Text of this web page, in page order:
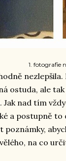
1. fotografie
ostuda, ale
nad tím
a postupně
poznámky,
na co